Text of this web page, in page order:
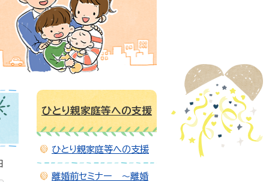
ひとり親家庭等への支援
ひとり親家庭等への支援
離婚前セミナー ～離婚